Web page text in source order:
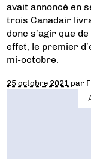
avait annoncé en
trois Canadair
donc s’agir que
effet, le premier
mi-octobre.
25 octobre 2021 par